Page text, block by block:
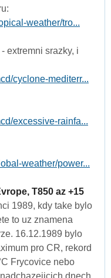
weather/tro...
extremni srazky, i
cyclone-mediterr...
excessive-rainfa...
weather/power...
T850 az +15
1989, kdy take bylo
to uz znamena
16.12.1989 bylo
pro CR, rekord
Frycovice nebo
dnech